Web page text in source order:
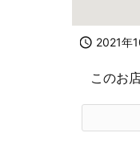
 2021年
このお